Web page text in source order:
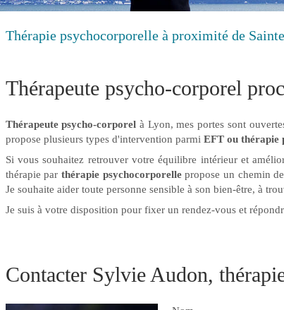
Thérapie psychocorporelle à proximité de
Thérapeute psycho-corporel
Thérapeute psycho-corporel à Lyon, mes portes sont
propose plusieurs types d'intervention parmi EFT ou thérapie
Si vous souhaitez retrouver votre équilibre intérieur et
thérapie par thérapie psychocorporellepropose un chemin
Je souhaite aider toute personne sensible à son bien-être, à
Je suis à votre disposition pour fixer un rendez-vous et
Contacter Sylvie Audon,